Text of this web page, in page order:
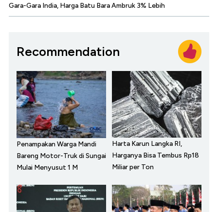
Gara-Gara India, Harga Batu Bara Ambruk 3% Lebih
Recommendation
Penampakan Warga Mandi
Bareng Motor-Truk di Sungai
Mulai Menyusut 1 M
Harta Karun Langka RI,
Harganya Bisa Tembus Rp18
Miliar per Ton